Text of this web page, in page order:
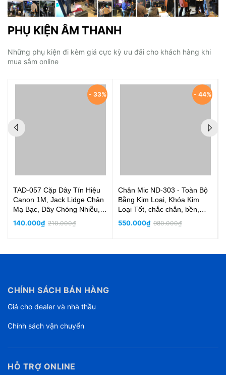
PHỤ KIỆN ÂM THANH
Những phụ kiện đi kèm giá cực kỳ ưu đãi cho khách hàng khi
mua sắm online
- 33%
TAD-057 Cặp Dây Tín Hiệu
Canon 1M, Jack Lidge Chân
Mạ Bạc, Dây Chóng Nhiễu,
Siêu Sạch
140.000₫ 210.000₫
- 44%
Chân Mic ND-303 - Toàn Bộ
Bằng Kim Loại, Khóa Kim
Loại Tốt, chắc chắn, bền,
thân micro đường kính 2.5cm
550.000₫ 980.000₫
CHÍNH SÁCH BÁN HÀNG
Giá cho dealer và nhà thầu
Chính sách vận chuyển
HỖ TRỢ ONLINE